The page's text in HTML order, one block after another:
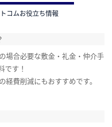
コムお役立ち情報
場合必要な敷金・礼金・仲介手
です！
経費削減にもおすすめです。